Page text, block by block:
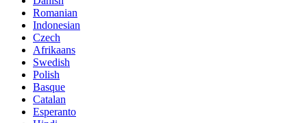
Romanian
Indonesian
Czech
Afrikaans
Swedish
Polish
Basque
Catalan
Esperanto